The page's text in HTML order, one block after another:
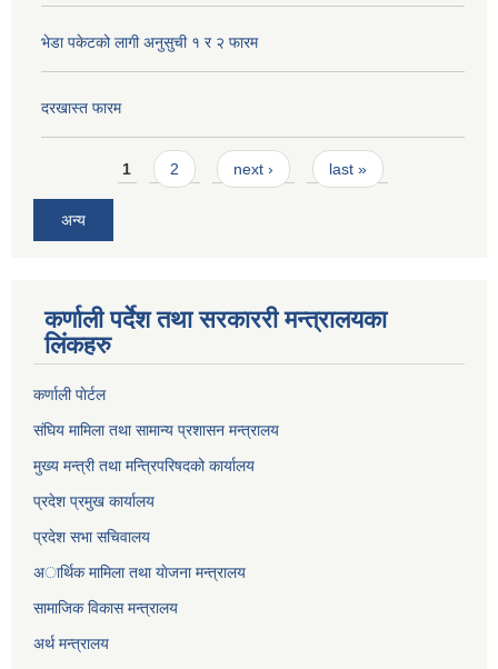
भेडा पकेटको लागी अनुसुची १ र २ फारम
दरखास्त फारम
Pages1 2 next › last »
अन्य
कर्णाली पर्देश तथा सरकाररी मन्त्रालयका
लिंकहरु
कर्णाली पाेर्टल
संघिय मामिला तथा सामान्य प्रशासन मन्त्रालय
मुख्य मन्त्री तथा मन्त्रिपरिषदको कार्यालय
प्रदेश प्रमुख कार्यालय
प्रदेश सभा सचिवालय
अार्थिक मामिला तथा याेजना मन्त्रालय
सामाजिक विकास मन्त्रालय
अर्थ मन्त्रालय